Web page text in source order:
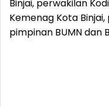
Binjai, perwakilan
Kemenag Kota
pimpinan BUMN dan